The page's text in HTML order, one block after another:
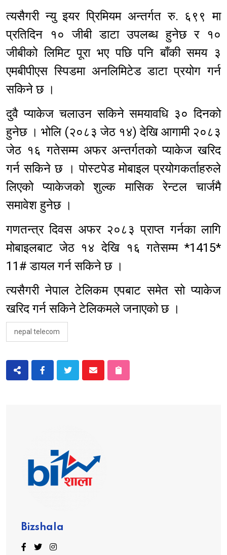
त्यसैगरी न्यु इयर प्रिमियम अन्तर्गत रु. ६९९ मा
प्रतिदिन १० जीबी डाटा उपलब्ध हुनेछ र १०
जीबीको लिमिट पूरा भए पछि पनि बाँकी समय ३
एमबीपीएस स्पिडमा अनलिमिटेड डाटा प्रयोग गर्न
सकिने छ ।
दुवै प्याकेज चलाउन सकिने समयावधि ३० दिनको
हुनेछ । भोलि (२०८३ जेठ १४) देखि आगामी २०८३
जेठ १६ गतेसम्म अफर अन्तर्गतको प्याकेज खरिद
गर्न सकिने छ । पोस्टपेड मोबाइल प्रयोगकर्ताहरुले
लिएको प्याकेजको शुल्क मासिक रेन्टल चार्जमै
समावेश हुनेछ ।
गणतन्त्र दिवस अफर २०८३ प्राप्त गर्नका लागि
मोबाइलबाट जेठ १४ देखि १६ गतेसम्म *1415*
11# डायल गर्न सकिने छ ।
त्यसैगरी नेपाल टेलिकम एपबाट समेत सो प्याकेज
खरिद गर्न सकिने टेलिकमले जनाएको छ ।
nepal telecom
Bizshala